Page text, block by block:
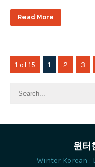
Read More
1 of 15 1 2 3
윈터
Winter Korean :